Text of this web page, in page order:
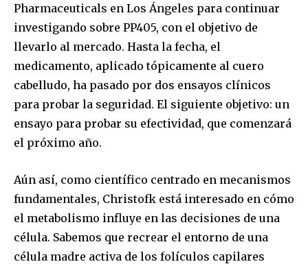
Pharmaceuticals en Los Ángeles para continuar
investigando sobre PP405, con el objetivo de
llevarlo al mercado. Hasta la fecha, el
medicamento, aplicado tópicamente al cuero
cabelludo, ha pasado por dos ensayos clínicos
para probar la seguridad. El siguiente objetivo: un
ensayo para probar su efectividad, que comenzará
el próximo año.
Aún así, como científico centrado en mecanismos
fundamentales, Christofk está interesado en cómo
el metabolismo influye en las decisiones de una
célula. Sabemos que recrear el entorno de una
célula madre activa de los folículos capilares